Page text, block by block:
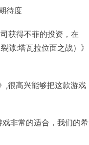
待度
获得不菲的投资，在
隙:塔瓦拉位面之战）》
,很高兴能够把这款游戏
非常的适合，我们的希